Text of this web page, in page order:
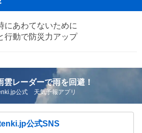
にあわてないために
行動で防災力アップ
雲レーダーで雨を回避！
公式 天気予報アプリ
公式SNS